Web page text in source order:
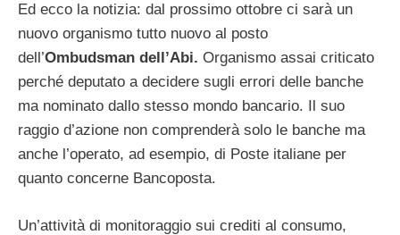
Ed ecco la notizia: dal prossimo ottobre ci sarà un
nuovo organismo tutto nuovo al posto
dell’Ombudsman dell’Abi. Organismo assai criticato
perché deputato a decidere sugli errori delle banche
ma nominato dallo stesso mondo bancario. Il suo
raggio d’azione non comprenderà solo le banche ma
anche l’operato, ad esempio, di Poste italiane per
quanto concerne Bancoposta.
Un’attività di monitoraggio sui crediti al consumo,